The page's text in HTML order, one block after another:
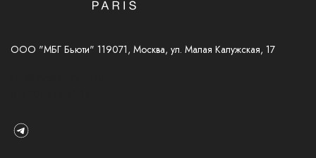
ООО "МБГ Бьюти" 119071, Москва, ул. Малая Калужская, 17